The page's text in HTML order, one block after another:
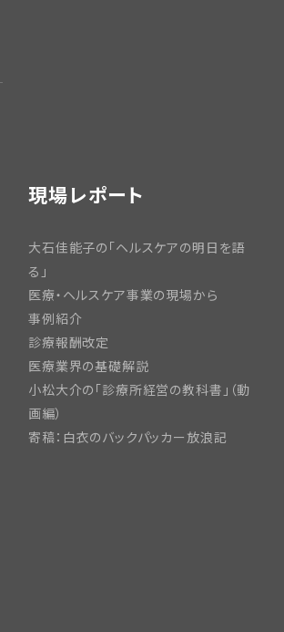
現場レポート
大石佳能子の「ヘルスケアの明日を語
る」
医療・ヘルスケア事業の現場から
事例紹介
診療報酬改定
医療業界の基礎解説
小松大介の「診療所経営の教科書」（動
画編）
寄稿：白衣のバックパッカー放浪記